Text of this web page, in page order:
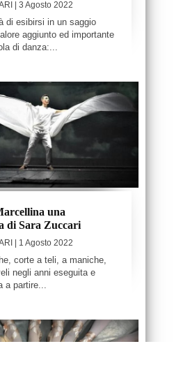
| 3 Agosto 2022
di esibirsi in un saggio
aggiunto ed importante
di danza:...
una
di Sara Zuccari
| 1 Agosto 2022
corte a teli, a maniche,
negli anni eseguita e
a partire...